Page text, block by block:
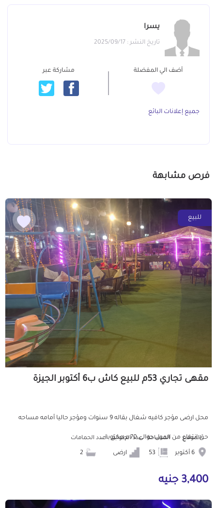
يسرا
تاريخ النشر : 2025/09/17
أضف الي المفضلة مشاركة عبر
جميع إعلانات البائع
فرص مشابهة
للبيع
مقهى تجاري 53م للبيع كاش ب6 أكتوبر الجيزة
محل ارضى مؤجر كافيه شغال بقاله 9 سنوات ومؤجر حاليا أمامه مساحه
حق انتفاع من المول حوالى 70 م مكتوبة ...
الموقع المساحة عدد الطوابق
ارضى
عدد الحمامات
3,400 جنيه